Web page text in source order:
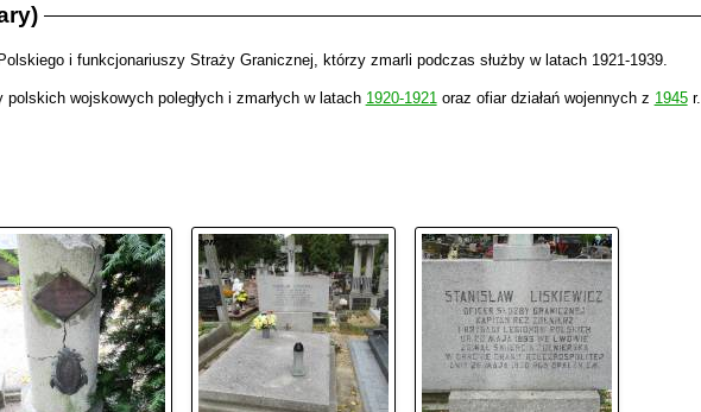
i funkcjonariuszy Straży Granicznej, którzy zmarli podczas służby w latach 1921-1939.
wojskowych poległych i zmarłych w latach 1920-1921oraz ofiar działań wojennych z 1945r.